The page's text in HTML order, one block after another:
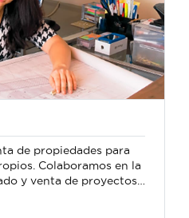
de propiedades para
Colaboramos en la
y venta de proyectos